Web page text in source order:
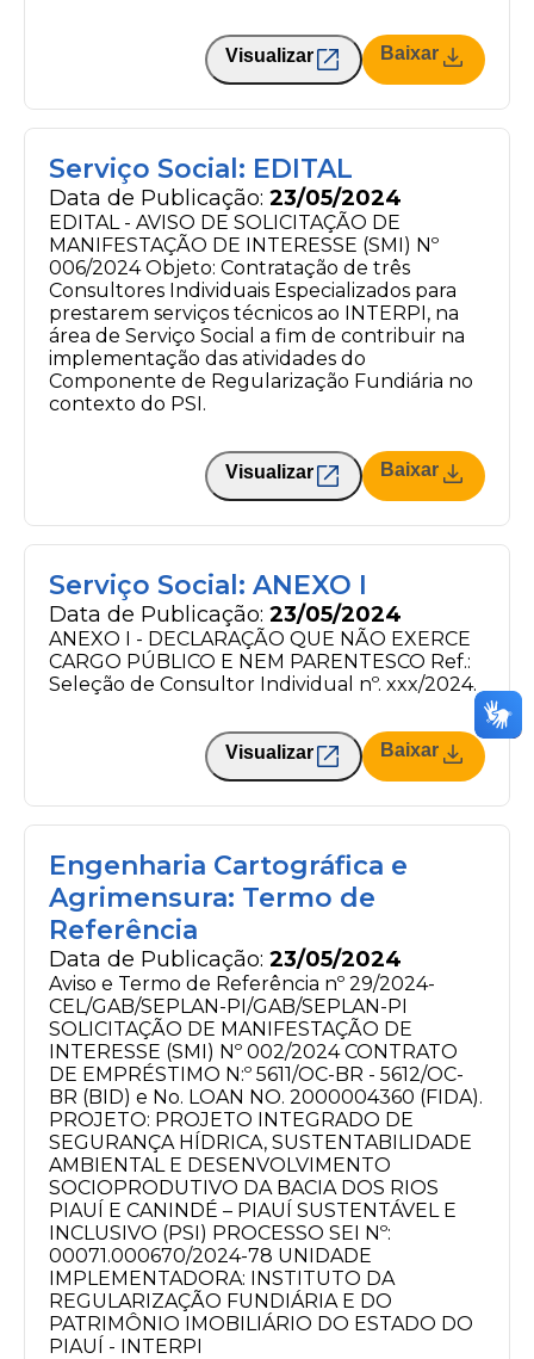
Visualizar Baixar
Serviço Social: EDITAL
Data de Publicação: 23/05/2024
EDITAL - AVISO DE SOLICITAÇÃO DE
MANIFESTAÇÃO DE INTERESSE (SMI) Nº
006/2024 Objeto: Contratação de três
Consultores Individuais Especializados para
prestarem serviços técnicos ao INTERPI, na
área de Serviço Social a fim de contribuir na
implementação das atividades do
Componente de Regularização Fundiária no
contexto do PSI.
Visualizar Baixar
Serviço Social: ANEXO I
Data de Publicação: 23/05/2024
ANEXO I - DECLARAÇÃO QUE NÃO EXERCE
CARGO PÚBLICO E NEM PARENTESCO Ref.:
Seleção de Consultor Individual nº. xxx/2024.
Visualizar Baixar
Engenharia Cartográfica e
Agrimensura: Termo de
Referência
Data de Publicação: 23/05/2024
Aviso e Termo de Referência nº 29/2024-
CEL/GAB/SEPLAN-PI/GAB/SEPLAN-PI
SOLICITAÇÃO DE MANIFESTAÇÃO DE
INTERESSE (SMI) Nº 002/2024 CONTRATO
DE EMPRÉSTIMO N:º 5611/OC-BR - 5612/OC-
BR (BID) e No. LOAN NO. 2000004360 (FIDA).
PROJETO: PROJETO INTEGRADO DE
SEGURANÇA HÍDRICA, SUSTENTABILIDADE
AMBIENTAL E DESENVOLVIMENTO
SOCIOPRODUTIVO DA BACIA DOS RIOS
PIAUÍ E CANINDÉ – PIAUÍ SUSTENTÁVEL E
INCLUSIVO (PSI) PROCESSO SEI Nº:
00071.000670/2024-78 UNIDADE
IMPLEMENTADORA: INSTITUTO DA
REGULARIZAÇÃO FUNDIÁRIA E DO
PATRIMÔNIO IMOBILIÁRIO DO ESTADO DO
PIAUÍ - INTERPI